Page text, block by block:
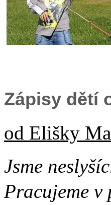
Zápisy dětí
od Elišky
Jsme
Pracujeme v